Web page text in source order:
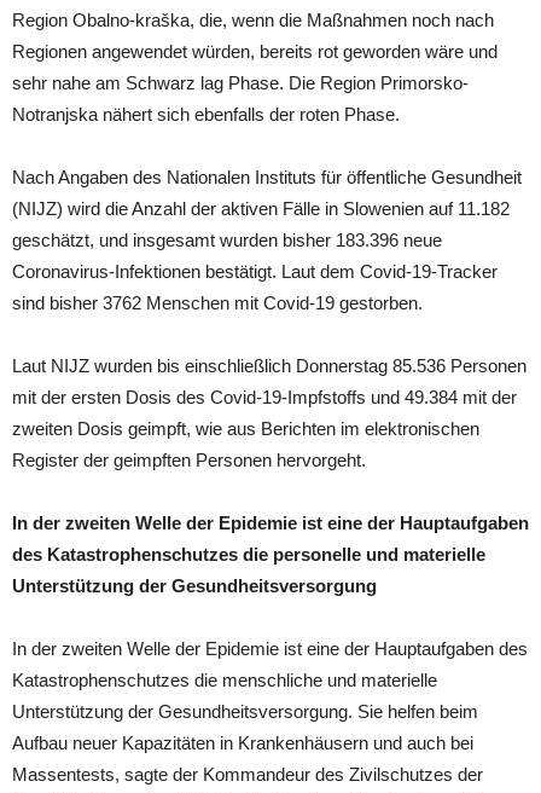
Region Obalno-kraška, die, wenn die Maßnahmen noch nach
Regionen angewendet würden, bereits rot geworden wäre und
sehr nahe am Schwarz lag Phase. Die Region Primorsko-
Notranjska nähert sich ebenfalls der roten Phase.
Nach Angaben des Nationalen Instituts für öffentliche Gesundheit
(NIJZ) wird die Anzahl der aktiven Fälle in Slowenien auf 11.182
geschätzt, und insgesamt wurden bisher 183.396 neue
Coronavirus-Infektionen bestätigt. Laut dem Covid-19-Tracker
sind bisher 3762 Menschen mit Covid-19 gestorben.
Laut NIJZ wurden bis einschließlich Donnerstag 85.536 Personen
mit der ersten Dosis des Covid-19-Impfstoffs und 49.384 mit der
zweiten Dosis geimpft, wie aus Berichten im elektronischen
Register der geimpften Personen hervorgeht.
In der zweiten Welle der Epidemie ist eine der Hauptaufgaben
des Katastrophenschutzes die personelle und materielle
Unterstützung der Gesundheitsversorgung
In der zweiten Welle der Epidemie ist eine der Hauptaufgaben des
Katastrophenschutzes die menschliche und materielle
Unterstützung der Gesundheitsversorgung. Sie helfen beim
Aufbau neuer Kapazitäten in Krankenhäusern und auch bei
Massentests, sagte der Kommandeur des Zivilschutzes der